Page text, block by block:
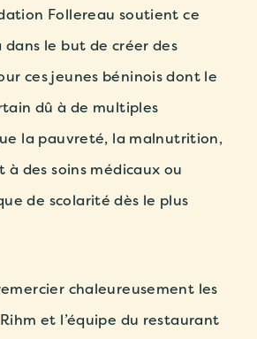
Follereau soutient ce
le but de créer des
ces jeunes béninois dont le
dû à de multiples
la pauvreté, la malnutrition,
à des soins médicaux ou
de scolarité dès le plus
chaleureusement les
et l’équipe du restaurant